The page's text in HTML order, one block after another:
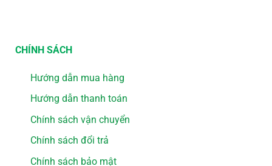
CHÍNH SÁCH
Hướng dẫn mua hàng
Hướng dẫn thanh toán
Chính sách vận chuyển
Chính sách đổi trả
Chính sách bảo mật